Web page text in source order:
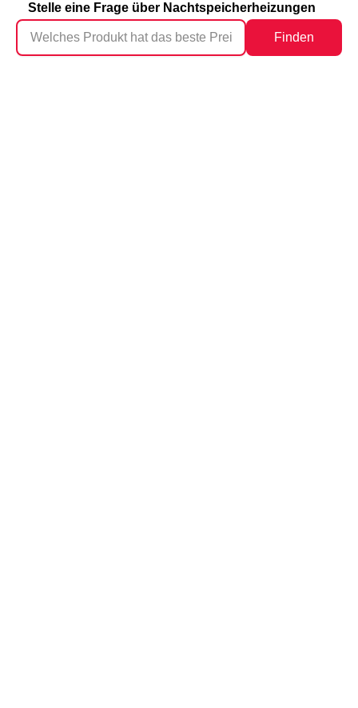
Stelle eine Frage über Nachtspeicherheizungen
Finden